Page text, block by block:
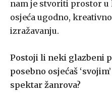
nam je stvoriti prostor
osjeća ugodno,
izražavanju.
Postoji li neki glazbeni
posebno osjećaš
spektar žanrova?